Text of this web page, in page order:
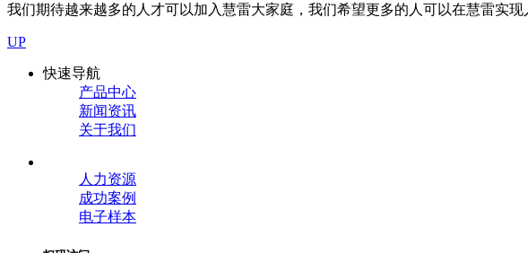
我们期待越来越多的人才可以加入慧雷大家庭，我们希望更多的人可以在慧雷实现
UP
快速导航
产品中心
新闻资讯
关于我们
人力资源
成功案例
电子样本